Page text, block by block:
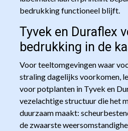
bedrukking functioneel blijft.
Tyvek en Duraflex
bedrukking in de
Voor teeltomgevingen waar
straling dagelijks voorkomen,
voor potplanten in Tyvek en
vezelachtige structuur die het
duurzaam maakt:
de zwaarste